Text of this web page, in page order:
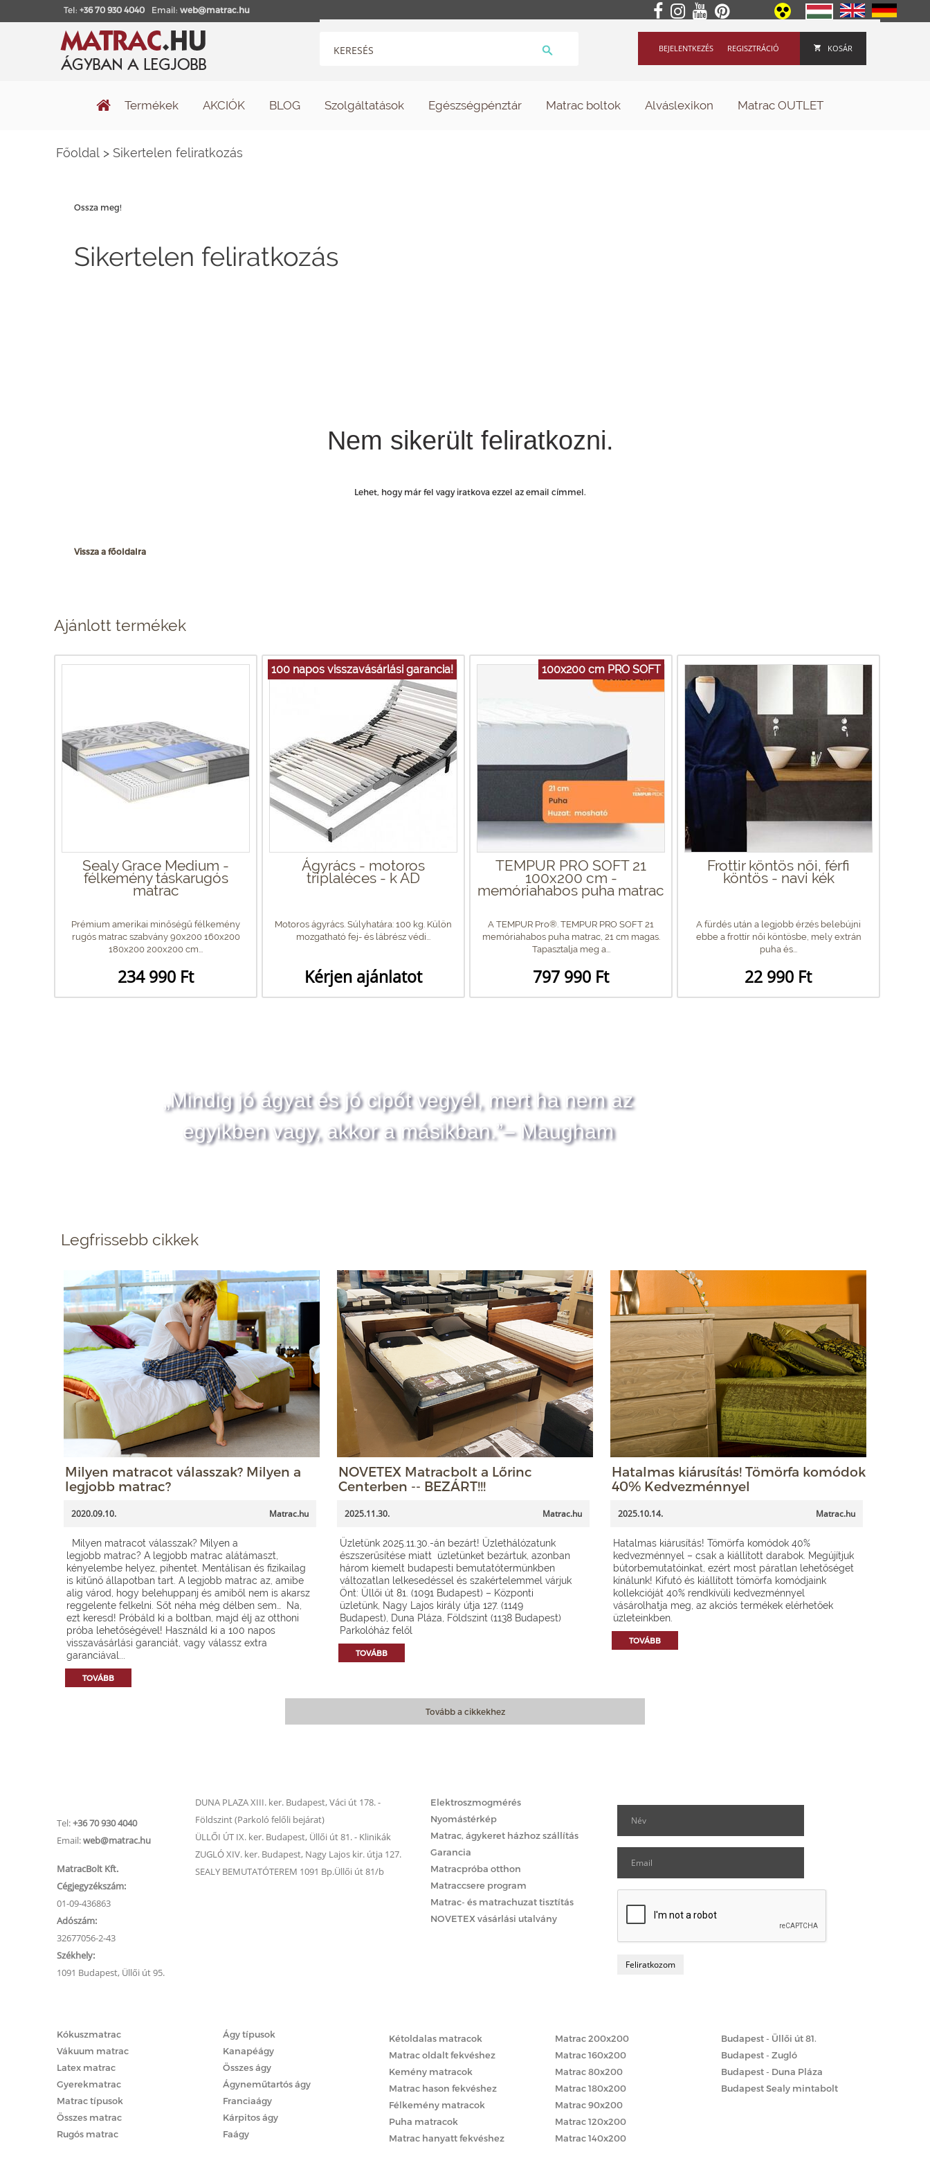
Tel: +36 70 930 4040 Email: web@matrac.hu
KOSÁR
REGISZTRÁCIÓ
BEJELENTKEZÉS
Termékek AKCIÓK BLOG Szolgáltatások Egészségpénztár Matrac boltok Alváslexikon Matrac OUTLET
Főoldal > Sikertelen feliratkozás
Ossza meg!
Sikertelen feliratkozás
Nem sikerült feliratkozni.
Lehet, hogy már fel vagy iratkova ezzel az email címmel.
Vissza a főoldalra
Ajánlott termékek
Sealy Grace Medium -
félkemény táskarugós
matrac
Prémium amerikai minőségű félkemény
rugós matrac szabvány 90x200 160x200
180x200 200x200 cm...
234 990 Ft
100 napos visszavásárlási garancia!
Ágyrács - motoros
triplaléces - k AD
Motoros ágyrács. Súlyhatára: 100 kg. Külön
mozgatható fej- és lábrész védi...
Kérjen ajánlatot
100x200 cm PRO SOFT
TEMPUR PRO SOFT 21
100x200 cm -
memóriahabos puha matrac
A TEMPUR Pro®. TEMPUR PRO SOFT 21
memóriahabos puha matrac, 21 cm magas.
Tapasztalja meg a...
797 990 Ft
Frottir köntös női, férfi
köntös - navi kék
A fürdés után a legjobb érzés belebújni
ebbe a frottír női köntösbe, mely extrán
puha és...
22 990 Ft
„Mindig jó ágyat és jó cipőt vegyél, mert ha nem az
egyikben vagy, akkor a másikban.”– Maugham
Legfrissebb cikkek
Milyen matracot válasszak? Milyen a
legjobb matrac?
2020.09.10. Matrac.hu
Milyen matracot válasszak? Milyen a
legjobb matrac? A legjobb matrac alátámaszt,
kényelembe helyez, pihentet. Mentálisan és fizikailag
is kitűnő állapotban tart. A legjobb matrac az, amibe
alig várod, hogy belehuppanj és amiből nem is akarsz
reggelente felkelni. Sőt néha még délben sem… Na,
ezt keresd! Próbáld ki a boltban, majd élj az otthoni
próba lehetőségével! Használd ki a 100 napos
visszavásárlási garanciát, vagy válassz extra
garanciával...
TOVÁBB
NOVETEX Matracbolt a Lőrinc
Centerben -- BEZÁRT!!!
2025.11.30. Matrac.hu
Üzletünk 2025.11.30.-án bezárt! Üzlethálózatunk
észszerűsítése miatt üzletünket bezártuk, azonban
három kiemelt budapesti bemutatótermünkben
változatlan lelkesedéssel és szakértelemmel várjuk
Önt: Üllői út 81. (1091 Budapest) – Központi
üzletünk, Nagy Lajos király útja 127. (1149
Budapest), Duna Pláza, Földszint (1138 Budapest)
Parkolóház felől
TOVÁBB
Hatalmas kiárusítás! Tömörfa komódok
40% Kedvezménnyel
2025.10.14. Matrac.hu
Hatalmas kiárusítás! Tömörfa komódok 40%
kedvezménnyel – csak a kiállított darabok. Megújítjuk
bútorbemutatóinkat, ezért most páratlan lehetőséget
kínálunk! Kifutó és kiállított tömörfa komódjaink
kollekcióját 40% rendkívüli kedvezménnyel
vásárolhatja meg, az akciós termékek elérhetőek
üzleteinkben.
TOVÁBB
Tovább a cikkekhez
Tel:+36 70 930 4040
Email:web@matrac.hu
MatracBolt Kft.
Cégjegyzékszám:
01-09-436863
Adószám:
32677056-2-43
Székhely:
1091 Budapest, Üllői út 95.
DUNA PLAZA XIII. ker. Budapest, Váci út 178. -
Földszint (Parkoló felőli bejárat)
ÜLLŐI ÚT IX. ker. Budapest, Üllői út 81. - Klinikák
ZUGLÓ XIV. ker. Budapest, Nagy Lajos kir. útja 127.
SEALY BEMUTATÓTEREM 1091 Bp.Üllői út 81/b
Elektroszmogmérés
Nyomástérkép
Matrac, ágykeret házhoz szállítás
Garancia
Matracpróba otthon
Matraccsere program
Matrac- és matrachuzat tisztítás
NOVETEX vásárlási utalvány
Kókuszmatrac
Vákuum matrac
Latex matrac
Gyerekmatrac
Matrac típusok
Összes matrac
Rugós matrac
Ágy típusok
Kanapéágy
Összes ágy
Ágyneműtartós ágy
Franciaágy
Kárpitos ágy
Faágy
Kétoldalas matracok
Matrac oldalt fekvéshez
Kemény matracok
Matrac hason fekvéshez
Félkemény matracok
Puha matracok
Matrac hanyatt fekvéshez
Matrac 200x200
Matrac 160x200
Matrac 80x200
Matrac 180x200
Matrac 90x200
Matrac 120x200
Matrac 140x200
Budapest - Üllői út 81.
Budapest - Zugló
Budapest - Duna Pláza
Budapest Sealy mintabolt